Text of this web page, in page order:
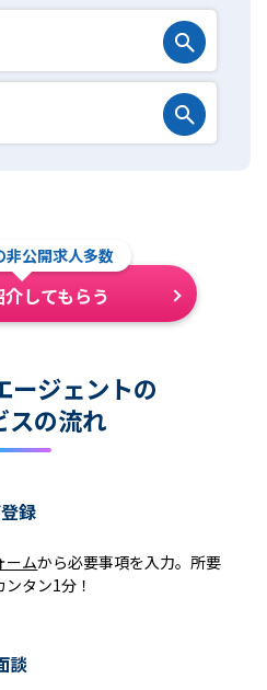
非公開求人多数
してもらう
ジェントの
スの流れ
録
ームから必要事項を入力。所要
タン1分！
談